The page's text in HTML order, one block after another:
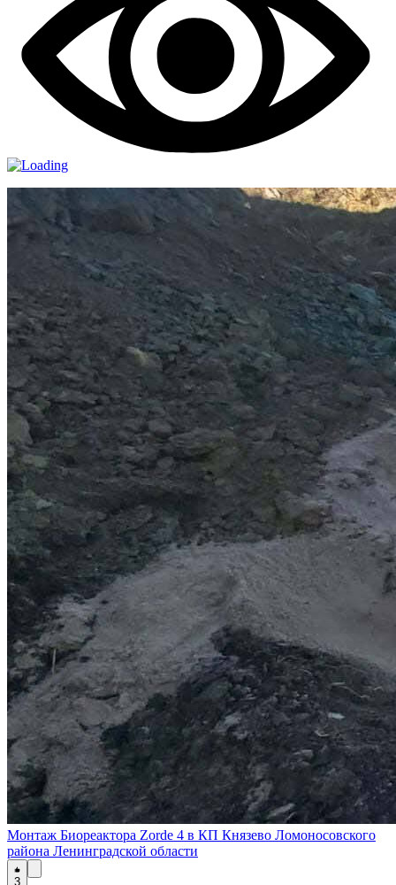
Монтаж Биореактора Zorde 4 в КП Князево Ломоносовского
района Ленинградской области
3